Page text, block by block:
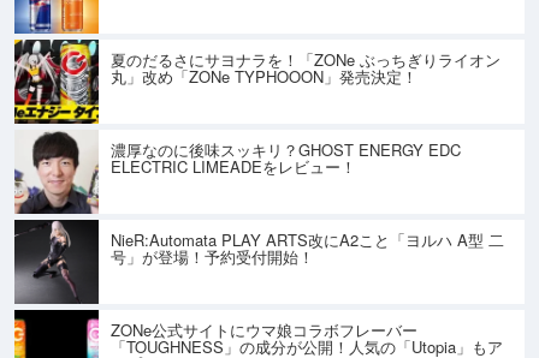
夏のだるさにサヨナラを！「ZONe ぶっちぎりライオン
丸」改め「ZONe TYPHOOON」発売決定！
濃厚なのに後味スッキリ？GHOST ENERGY EDC
ELECTRIC LIMEADEをレビュー！
NieR:Automata PLAY ARTS改にA2こと「ヨルハ A型 二
号」が登場！予約受付開始！
ZONe公式サイトにウマ娘コラボフレーバー
「TOUGHNESS」の成分が公開！人気の「Utopia」もア